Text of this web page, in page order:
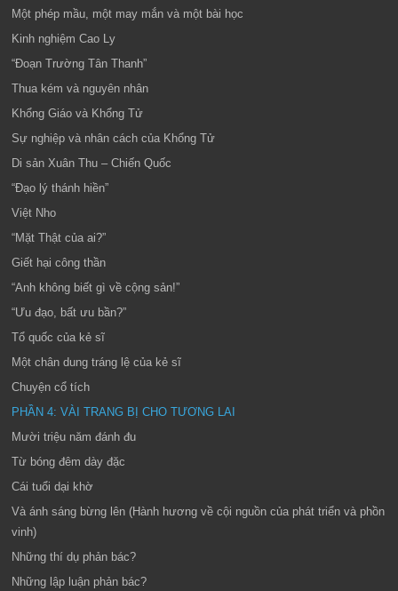
Một phép mầu, một may mắn và một bài học
Kinh nghiệm Cao Ly
“Đoạn Trường Tân Thanh”
Thua kém và nguyên nhân
Khổng Giáo và Khổng Tử
Sự nghiệp và nhân cách của Khổng Tử
Di sản Xuân Thu – Chiến Quốc
“Đạo lý thánh hiền”
Việt Nho
“Mặt Thật của ai?”
Giết hại công thần
“Anh không biết gì về cộng sản!”
“Ưu đạo, bất ưu bần?”
Tổ quốc của kẻ sĩ
Một chân dung tráng lệ của kẻ sĩ
Chuyện cổ tích
PHẦN 4: VÀI TRANG BỊ CHO TƯƠNG LAI
Mười triệu năm đánh đu
Từ bóng đêm dày đặc
Cái tuổi dại khờ
Và ánh sáng bừng lên (Hành hương về cội nguồn của phát triển và phồn
vinh)
Những thí dụ phản bác?
Những lập luận phản bác?